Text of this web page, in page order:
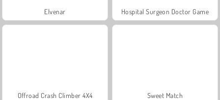
Elvenar Hospital Surgeon Doctor Game
Offroad Crash Climber 4X4 Sweet Match